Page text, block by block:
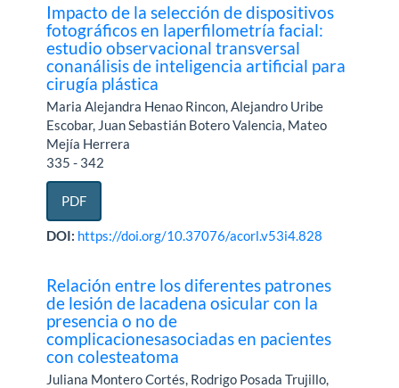
Impacto de la selección de dispositivos
fotográficos en laperfilometría facial:
estudio observacional transversal
conanálisis de inteligencia artificial para
cirugía plástica
Maria Alejandra Henao Rincon, Alejandro Uribe
Escobar, Juan Sebastián Botero Valencia, Mateo
Mejía Herrera
335 - 342
PDF
DOI: https://doi.org/10.37076/acorl.v53i4.828
Relación entre los diferentes patrones
de lesión de lacadena osicular con la
presencia o no de
complicacionesasociadas en pacientes
con colesteatoma
Juliana Montero Cortés, Rodrigo Posada Trujillo,